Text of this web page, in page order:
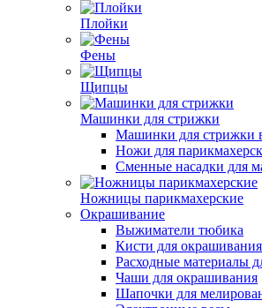
Плойки
Фены
Щипцы
Машинки для стрижки
Машинки для стрижки
Ножи для
Сменные насадки для
Ножницы парикмахерские
Окрашивание
Выжиматели тюбика
Кисти для
Расходные материалы
Чаши для окрашивания
Шапочки для